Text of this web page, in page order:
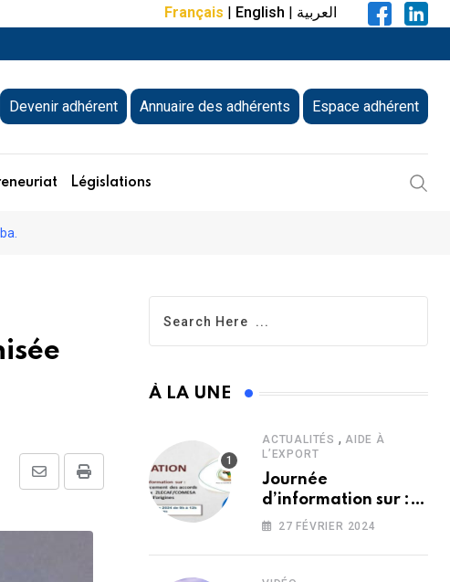
Français | English | العربية
Devenir adhérent Annuaire des adhérents Espace adhérent
Législations
Print
Share
Email
À LA UNE
ACTUALITÉS , AIDE À
L’EXPORT
Journée
d’information sur :
?’?́??? ?’??????????
???????????
27 FÉVRIER 2024